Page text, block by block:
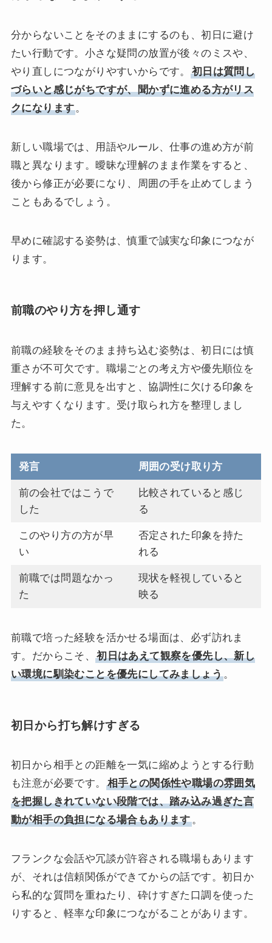
分からないことをそのままにするのも、初日に避け
たい行動です。小さな疑問の放置が後々のミスや、
やり直しにつながりやすいからです。
初日は質問し
づらいと感じがちですが、聞かずに進める方がリス
クになります。
新しい職場では、用語やルール、仕事の進め方が前
職と異なります。曖昧な理解のまま作業をすると、
後から修正が必要になり、周囲の手を止めてしまう
こともあるでしょう。
早めに確認する姿勢は、慎重で誠実な印象につなが
ります。
前職のやり方を押し通す
前職の経験をそのまま持ち込む姿勢は、初日には慎
重さが不可欠です。職場ごとの考え方や優先順位を
理解する前に意見を出すと、協調性に欠ける印象を
与えやすくなります。受け取られ方を整理しまし
た。
発言 周囲の受け取り方
前の会社ではこうで
した
比較されていると感じ
る
このやり方の方が早
い
否定された印象を持た
れる
前職では問題なかっ
た
現状を軽視していると
映る
前職で培った経験を活かせる場面は、必ず訪れま
す。だからこそ、初日はあえて観察を優先し、新し
い環境に馴染むことを優先にしてみましょう。
初日から打ち解けすぎる
初日から相手との距離を一気に縮めようとする行動
も注意が必要です。
相手との関係性や職場の雰囲気
を把握しきれていない段階では、踏み込み過ぎた言
動が相手の負担になる場合もあります。
フランクな会話や冗談が許容される職場もあります
が、それは信頼関係ができてからの話です。初日か
ら私的な質問を重ねたり、砕けすぎた口調を使った
りすると、軽率な印象につながることがあります。